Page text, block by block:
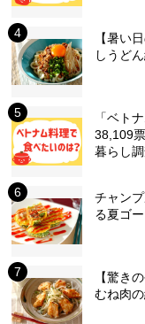
【暑い
しうど
「ベト
38,109
暮らし
チャン
る夏ゴ
【驚き
むね肉